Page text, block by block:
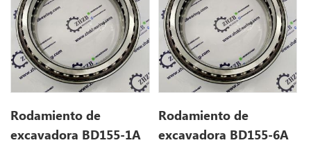
Rodamiento de
excavadora BD155-1A
Rodamiento de
excavadora BD155-6A